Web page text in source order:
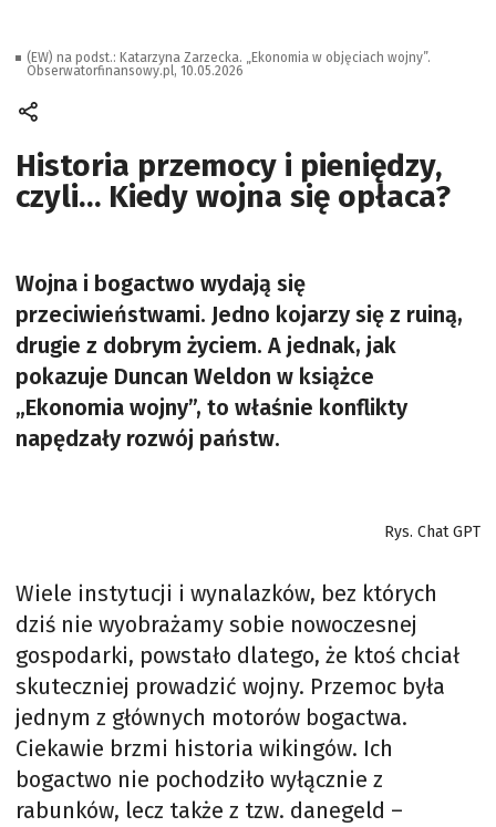
Historia przemocy i pieniędzy,
czyli… Kiedy wojna się opłaca?
Wojna i bogactwo wydają się
przeciwieństwami. Jedno kojarzy się z ruiną,
drugie z dobrym życiem. A jednak, jak
pokazuje Duncan Weldon w książce
„Ekonomia wojny”, to właśnie konflikty
napędzały rozwój państw.
Rys. Chat GPT
Wiele instytucji i wynalazków, bez których
dziś nie wyobrażamy sobie nowoczesnej
gospodarki, powstało dlatego, że ktoś chciał
skuteczniej prowadzić wojny. Przemoc była
jednym z głównych motorów bogactwa.
Ciekawie brzmi historia wikingów. Ich
bogactwo nie pochodziło wyłącznie z
rabunków, lecz także z tzw. danegeld –
(EW) na podst.: Katarzyna Zarzecka. „Ekonomia w objęciach wojny”.
Obserwatorfinansowy.pl, 10.05.2026